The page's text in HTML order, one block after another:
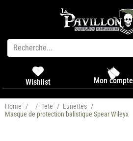
Wishlist Mon compte
Home / / Tete / Lunettes /
Masque de protection balistique Spear Wileyx